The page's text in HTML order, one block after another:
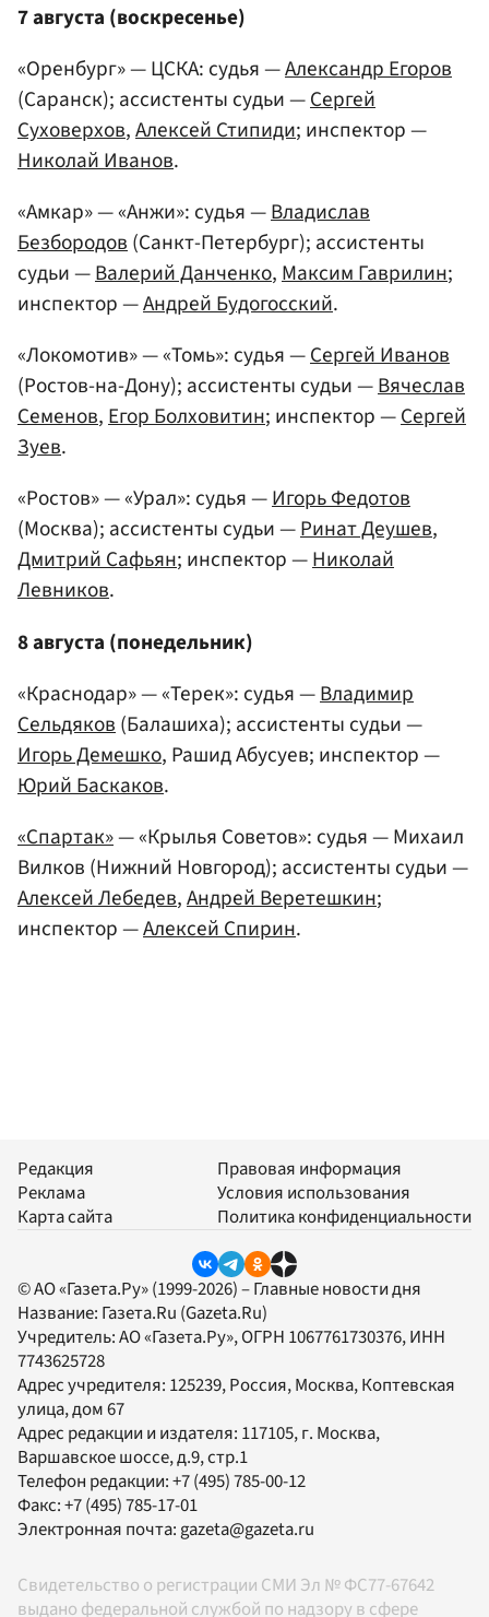
7 августа (воскресенье)
«Оренбург» — ЦСКА: судья —Александр Егоров
(Саранск); ассистенты судьи —Сергей
Суховерхов,Алексей Стипиди; инспектор —
Николай Иванов.
«Амкар» — «Анжи»: судья —Владислав
Безбородов(Санкт-Петербург); ассистенты
судьи —Валерий Данченко,Максим Гаврилин;
инспектор —Андрей Будогосский.
«Локомотив» — «Томь»: судья —Сергей Иванов
(Ростов-на-Дону); ассистенты судьи —Вячеслав
Семенов,Егор Болховитин; инспектор —Сергей
Зуев.
«Ростов» — «Урал»: судья —Игорь Федотов
(Москва); ассистенты судьи —Ринат Деушев,
Дмитрий Сафьян; инспектор —Николай
Левников.
8 августа (понедельник)
«Краснодар» — «Терек»: судья —Владимир
Сельдяков(Балашиха); ассистенты судьи —
Игорь Демешко, Рашид Абусуев; инспектор —
Юрий Баскаков.
«Спартак»— «Крылья Советов»: судья — Михаил
Вилков (Нижний Новгород); ассистенты судьи —
Алексей Лебедев,Андрей Веретешкин;
инспектор —Алексей Спирин.
Редакция
Реклама
Карта сайта
Правовая информация
Условия использования
Политика конфиденциальности
© АО «Газета.Ру» (1999-2026) – Главные новости дня
Название: Газета.Ru (Gazeta.Ru)
Учредитель:АО «Газета.Ру», ОГРН 1067761730376, ИНН
7743625728
Адрес учредителя: 125239, Россия, Москва, Коптевская
улица, дом 67
Адрес редакции и издателя: 117105, г. Москва,
Варшавское шоссе, д.9, стр.1
Телефон редакции:+7 (495) 785-00-12
Факс:+7 (495) 785-17-01
Электронная почта:gazeta@gazeta.ru
Свидетельство о регистрации СМИ Эл № ФС77-67642
выдано федеральной службой по надзору в сфере